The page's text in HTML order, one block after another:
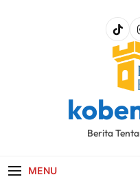
Berita
MENU